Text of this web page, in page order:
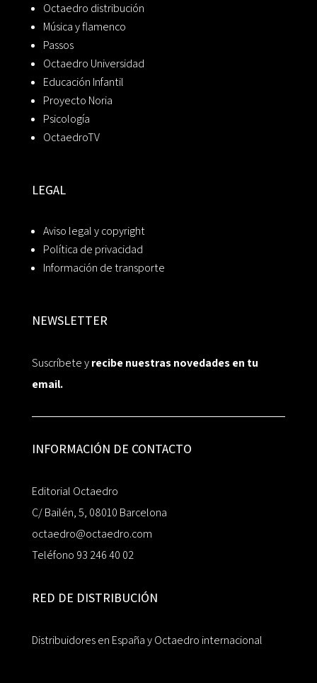
Octaedro distribución
Música y flamenco
Passos
Octaedro Universidad
Educación Infantil
Proyecto Noria
Psicología
OctaedroTV
LEGAL
Aviso legal y copyright
Política de privacidad
Información de transporte
NEWSLETTER
Suscríbete yrecibe nuestras novedades en tu
email.
INFORMACIÓN DE CONTACTO
Editorial Octaedro
C/ Bailén, 5, 08010 Barcelona
octaedro@octaedro.com
Teléfono 93 246 40 02
RED DE DISTRIBUCIÓN
Distribuidores en España y Octaedro internacional